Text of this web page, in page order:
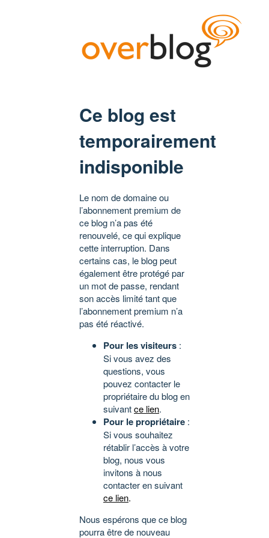
Ce blog est
temporairement
indisponible
Le nom de domaine ou
l’abonnement premium de
ce blog n’a pas été
renouvelé, ce qui explique
cette interruption. Dans
certains cas, le blog peut
également être protégé par
un mot de passe, rendant
son accès limité tant que
l’abonnement premium n’a
pas été réactivé.
Pour les visiteurs :
Si vous avez des
questions, vous
pouvez contacter le
propriétaire du blog en
suivantce lien.
Pour le propriétaire :
Si vous souhaitez
rétablir l’accès à votre
blog, nous vous
invitons à nous
contacter en suivant
ce lien.
Nous espérons que ce blog
pourra être de nouveau